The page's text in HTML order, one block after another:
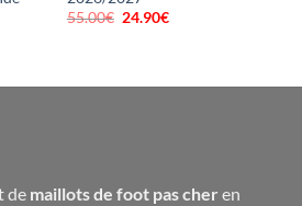
55.00€ Le
24.90€Le
de maillots de foot pas cher en